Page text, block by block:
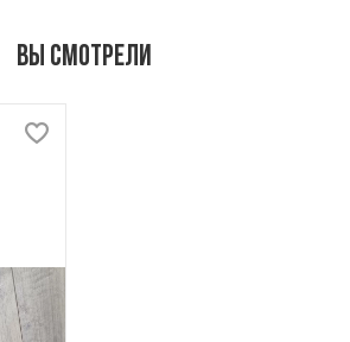
Вы смотрели